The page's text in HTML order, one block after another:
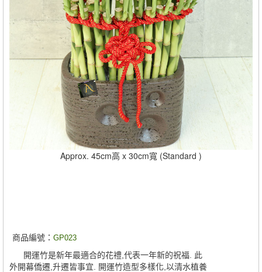
Approx. 45cm高 x 30cm寬 (Standard )
商品編號：GP023
開運竹是新年最適合的花禮,代表一年新的祝福. 此
外開幕僑遷,升遷皆事宜. 開運竹造型多樣化,以清水植養